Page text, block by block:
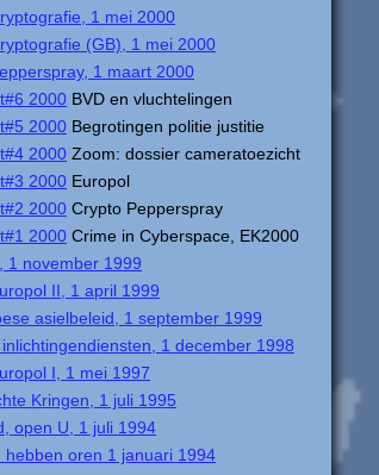
1 mei 2000
(GB), 1 mei 2000
1 maart 2000
2000 BVD en vluchtelingen
2000 Begrotingen politie justitie
2000 Zoom: dossier cameratoezicht
2000 Europol
2000 Crypto Pepperspray
2000 Crime in Cyberspace, EK2000
1 november 1999
II, 1 april 1999
asielbeleid, 1 september 1999
1 december 1998
I, 1 mei 1997
Kringen, 1 juli 1995
open U, 1 juli 1994
hebben oren 1 januari 1994